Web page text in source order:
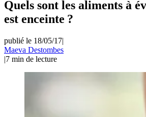
Quels sont les aliments à
est enceinte ?
publié le 18/05/17|
Maeva Destombes
|7 min de lecture